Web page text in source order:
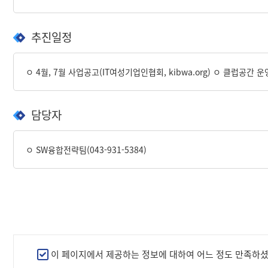
추진일정
ㅇ 4월, 7월 사업공고(IT여성기업인협회, kibwa.org) ㅇ 클럽공간 운
담당자
ㅇ SW융합전략팀(043-931-5384)
만이 페이지에서 제공하는 정보에 대하여 어느 정도 만족하